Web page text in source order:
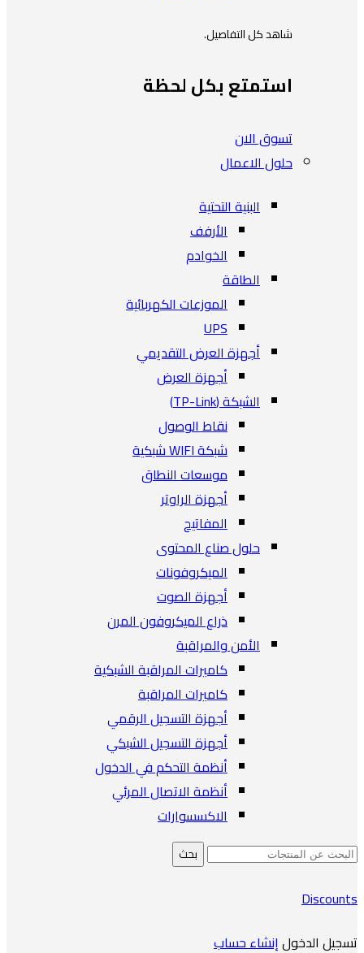
شاهد كل التفاصيل.
استمتع بكل لحظة
تسوق الان
حلول الاعمال
البنية التحتية
الأرفف
الخوادم
الطاقة
الموزعات الكهربائية
UPS
أجهزة العرض التقديمي
أجهزة العرض
الشبكة (TP-Link)
نقاط الوصول
شبكة WIFI شبكية
موسعات النطاق
أجهزة الراوتر
المفاتيح
حلول صناع المحتوى
الميكروفونات
أجهزة الصوت
ذراع الميكروفون المرن
الأمن والمراقبة
كاميرات المراقبة الشبكية
كاميرات المراقبة
أجهزة التسجيل الرقمي
أجهزة التسجيل الشبكي
أنظمة التحكم في الدخول
أنظمة الاتصال المرئي
الاكسسوارات
بحث
Discounts
تسجيل الدخولإنشاء حساب